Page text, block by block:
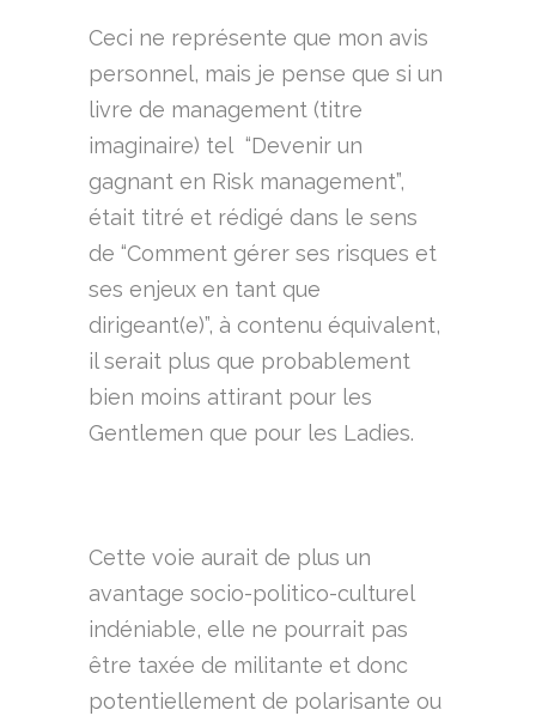
Ceci ne représente que mon avis
personnel, mais je pense que si un
livre de management (titre
imaginaire) tel “Devenir un
gagnant en Risk management”,
était titré et rédigé dans le sens
de “Comment gérer ses risques et
ses enjeux en tant que
dirigeant(e)”, à contenu équivalent,
il serait plus que probablement
bien moins attirant pour les
Gentlemen que pour les Ladies.
Cette voie aurait de plus un
avantage socio-politico-culturel
indéniable, elle ne pourrait pas
être taxée de militante et donc
potentiellement de polarisante ou